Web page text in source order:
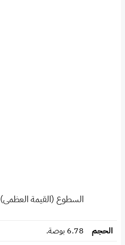
السطوع (القيمة العظمى) : 4000 شمعة.
الحجم
6.78 بوصة.